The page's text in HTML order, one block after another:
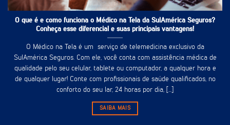
O que é e como funciona o Médico na Tela da SulAmérica Seguros?
Conheça esse diferencial e suas principais vantagens!
O Médico na Tela é um serviço de telemedicina exclusivo da
SulAmérica Seguros. Com ele, você conta com assistência médica de
qualidade pelo seu celular, tablete ou computador, a qualquer hora e
de qualquer lugar! Conte com profissionais de saúde qualificados, no
conforto do seu lar, 24 horas por dia, [...]
SAIBA MAIS